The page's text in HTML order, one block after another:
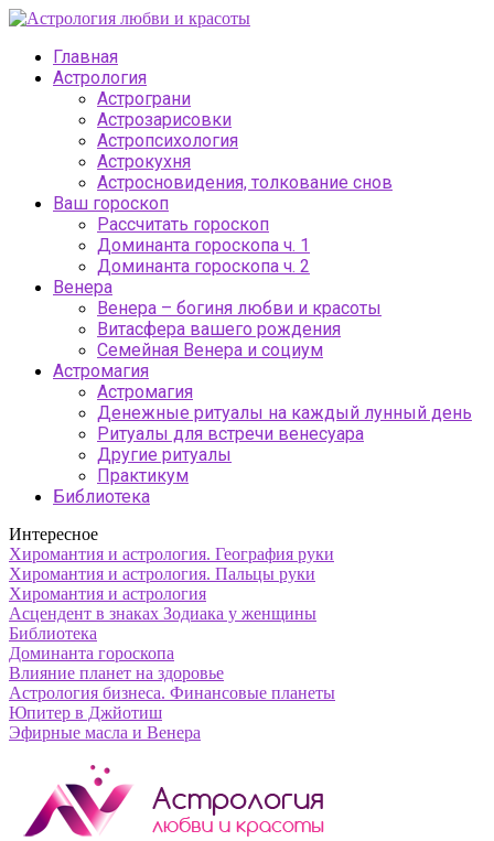
Главная
Астрология
Астрограни
Астрозарисовки
Астропсихология
Астрокухня
Астросновидения, толкование снов
Ваш гороскоп
Рассчитать гороскоп
Доминанта гороскопа ч. 1
Доминанта гороскопа ч. 2
Венера
Венера – богиня любви и красоты
Витасфера вашего рождения
Семейная Венера и социум
Астромагия
Астромагия
Денежные ритуалы на каждый лунный день
Ритуалы для встречи венесуара
Другие ритуалы
Практикум
Библиотека
Интересное
Хиромантия и астрология. География руки
Хиромантия и астрология. Пальцы руки
Хиромантия и астрология
Асцендент в знаках Зодиака у женщины
Библиотека
Доминанта гороскопа
Влияние планет на здоровье
Астрология бизнеса. Финансовые планеты
Юпитер в Джйотиш
Эфирные масла и Венера